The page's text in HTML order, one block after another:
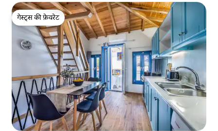
गेस्ट्स की फ़ेवरेट
गेस्ट्स की फ़ेवरेट